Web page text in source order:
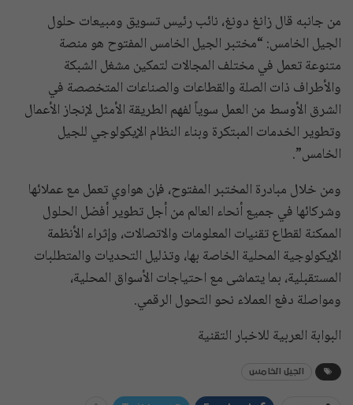
من جانبه قال زانغ دونغ، نائب رئيس تسويق ومبيعات حلول
الجيل الخامس: “مختبر الجيل الخامس المفتوح هو منصة
متنوعة تعمل في مختلف المجالات لتمكين مشغل الشبكة
والأطراف ذات الصلة والقطاعات والصناعات المتخصصة في
الشرق الأوسط من العمل سوياً لفهم الطريقة الأمثل لإنجاز الأعمال
وتطوير الخدمات المبتكرة وبناء النظام الإيكولوجي للجيل
الخامس”.
ومن خلال مبادرة المختبر المفتوح، فإن هواوي تعمل مع عملائها
وشركائها في جميع أنحاء العالم من أجل تطوير أفضل الحلول
الممكنة لقطاع تقنيات المعلومات والاتصالات، وإثراء الأنظمة
الإيكولوجية المحلية الخاصة بها، وتذليل التحديات والمتطلبات
المستقبلية، بما يتماشى مع احتياجات الأسواق المحلية،
ومواصلة دفع العملاء نحو التحول الرقمي.
البوابة العربية للاخبار التقنية
الجيل الخامس